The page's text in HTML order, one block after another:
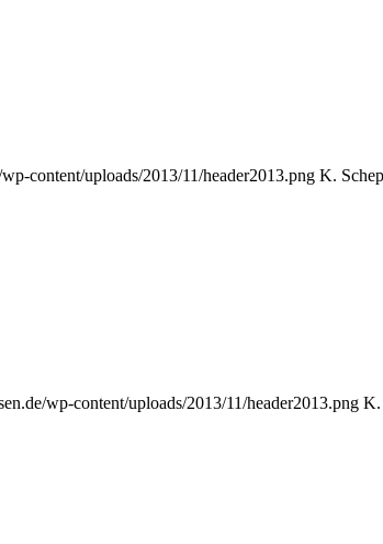
content/uploads/2013/11/header2013.png K.
wp-content/uploads/2013/11/header2013.png K.